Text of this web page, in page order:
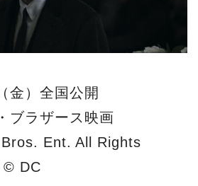
金）全国公開
ブラザース映画
Ent. All Rights
© DC